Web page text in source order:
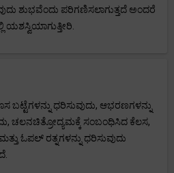
ಶುಭವೆಂದು ಪರಿಗಣಿಸಲಾಗುತ್ತದೆ ಅಂದರೆ
ಯಶಸ್ವಿಯಾಗುತ್ತೀರಿ.
ಧರಿಸುವುದು, ಆಭರಣಗಳನ್ನು
ಚಲನಚಿತ್ರೋದ್ಯಮಕ್ಕೆ ಸಂಬಂಧಿಸಿದ ಕೆಲಸ,
ಓಪಲ್ ರತ್ನಗಳನ್ನು ಧರಿಸುವುದು